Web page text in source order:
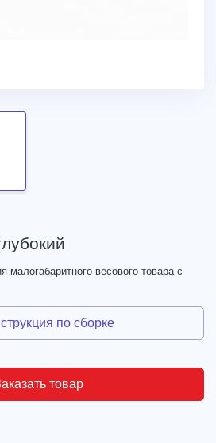
весового товара с
по сборке
товар